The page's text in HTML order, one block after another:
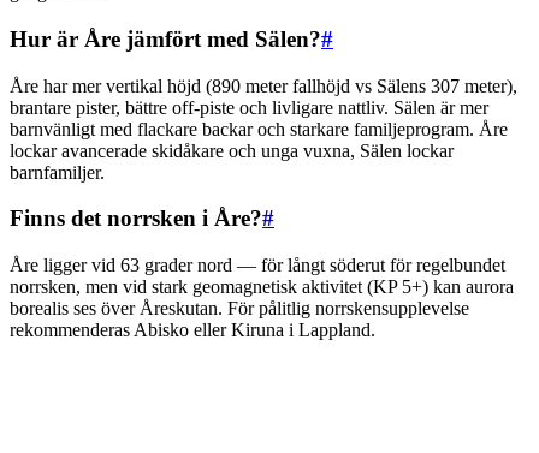
Hur är Åre jämfört med Sälen?#
Åre har mer vertikal höjd (890 meter fallhöjd vs Sälens 307 meter),
brantare pister, bättre off-piste och livligare nattliv. Sälen är mer
barnvänligt med flackare backar och starkare familjeprogram. Åre
lockar avancerade skidåkare och unga vuxna, Sälen lockar
barnfamiljer.
Finns det norrsken i Åre?#
Åre ligger vid 63 grader nord — för långt söderut för regelbundet
norrsken, men vid stark geomagnetisk aktivitet (KP 5+) kan aurora
borealis ses över Åreskutan. För pålitlig norrskensupplevelse
rekommenderas Abisko eller Kiruna i Lappland.